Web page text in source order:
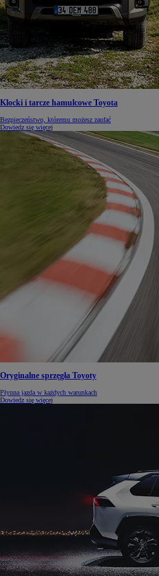
Klocki i tarcze hamulcowe Toyota
Bezpieczeństwo, któremu możesz zaufać
Dowiedz się więcej
Oryginalne sprzęgła Toyoty
Płynna jazda w każdych warunkach
Dowiedz się więcej